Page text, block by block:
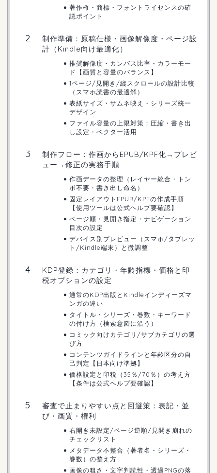
著作権・商標・フォントライセンスの確
認ポイント
制作準備：原稿仕様・画像解像度・ページ設
計（Kindle向け最適化）
推奨解像度・カンバス比率・カラーモー
ド【画質と容量のバランス】
1ページ/見開き/縦スクロールの設計比較
（スマホ読書の最適解）
表紙サイズ・サムネ映え・シリーズ統一
デザイン
ファイル容量の上限対策：圧縮・書き出
し設定・ベクター活用
制作フロー：作画からEPUB/KPF化→プレビ
ュー→修正の実務手順
作画データの整理（レイヤー統合・トン
ボ不要・書き出し命名）
固定レイアウトEPUB/KPFの作成手順
【使用ツールは公式ヘルプ要確認】
ページ順・見開き指定・ナビゲーション
目次の設定
デバイス別プレビュー（スマホ/タブレッ
ト/Kindle端末）と微調整
KDP登録：カテゴリ・年齢指標・価格と印
税オプションの設定
通常のKDP出版とKindleインディーズマ
ンガの違い
タイトル・シリーズ・巻数・キーワード
の付け方（検索意図に沿う）
コミック向けカテゴリ/サブカテゴリの選
び方
コンテンツガイドラインと年齢区分の自
己判定【日本向け準拠】
価格設定と印税（35％/70％）の考え方
【条件は公式ヘルプ要確認】
審査で止まりやすい点と回避策：表記・並
び・画質・権利
右開き未設定/ページ逆順/見開き崩れの
チェックリスト
メタデータ不整合（著者名・シリーズ・
巻数）の整え方
画像の粗さ・文字判読性・透過PNGの落